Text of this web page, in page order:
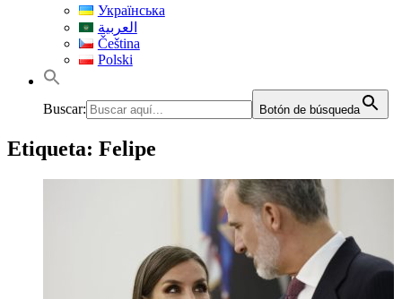
Українська
العربية
Čeština
Polski
Buscar: Botón de búsqueda
Etiqueta: Felipe